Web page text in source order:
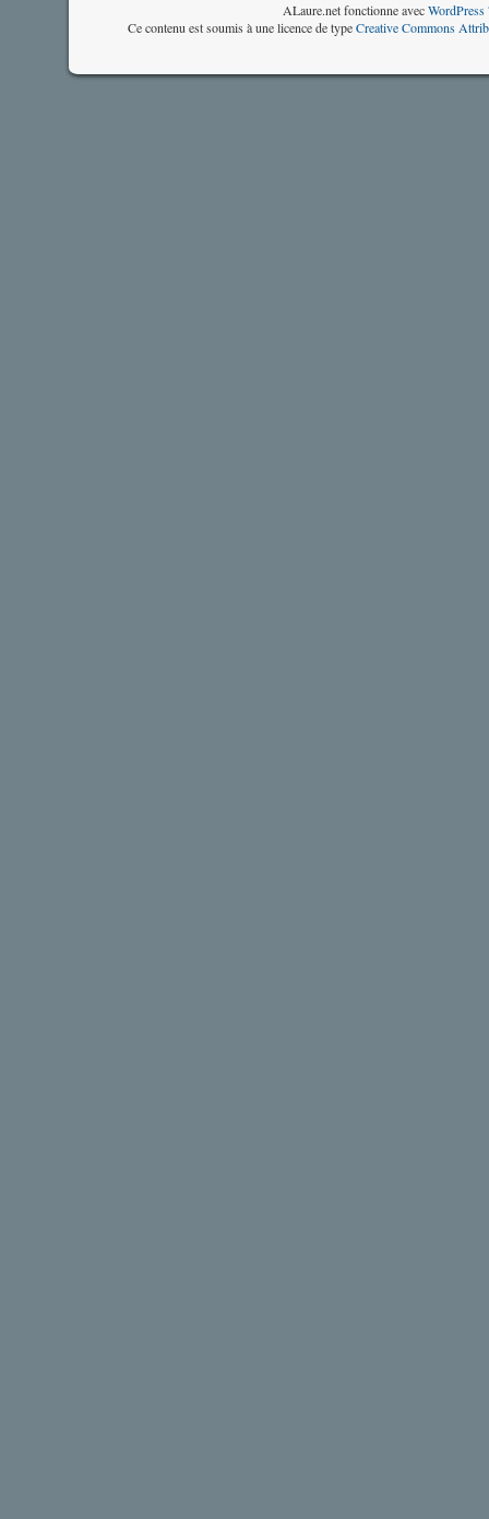
ALaure.net fonctionne avecWordPress
Ce contenu est soumis à une licence de typeCreative Commons